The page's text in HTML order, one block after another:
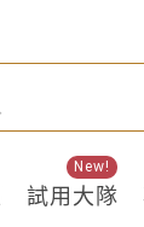
試用大隊
New!